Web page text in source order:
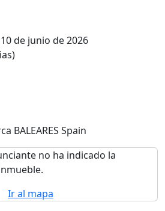
de junio de 2026
BALEARES Spain
no ha indicado la
Ir al mapa